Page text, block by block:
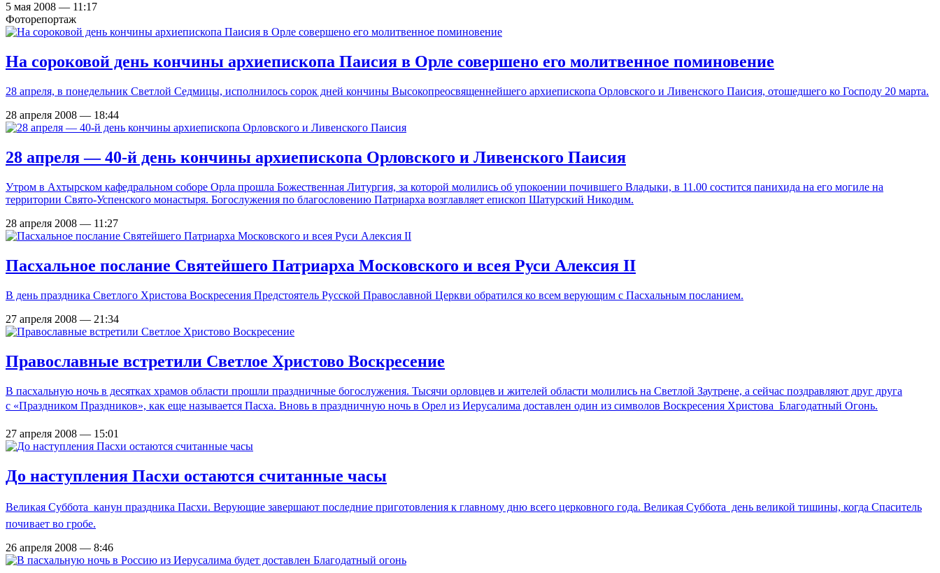
5 мая 2008 — 11:17
Фоторепортаж
На сороковой день кончины архиепископа Паисия в Орле совершено его молитвенное поминовение
28 апреля, в понедельник Светлой Седмицы, исполнилось сорок дней кончины Высокопреосвященнейшего архиепископа Орловского и Ливенского Паисия, отошедшего ко Господу 20 марта.
28 апреля 2008 — 18:44
28 апреля — 40-й день кончины архиепископа Орловского и Ливенского Паисия
Утром в Ахтырском кафедральном соборе Орла прошла Божественная Литургия, за которой молились об упокоении почившего Владыки, в 11.00 состится панихида на его могиле на
территории Свято-Успенского монастыря. Богослужения по благословению Патриарха возглавляет епископ Шатурский Никодим.
28 апреля 2008 — 11:27
Пасхальное послание Святейшего Патриарха Московского и всея Руси Алексия II
В день праздника Светлого Христова Воскресения Предстоятель Русской Православной Церкви обратился ко всем верующим с Пасхальным посланием.
27 апреля 2008 — 21:34
Православные встретили Светлое Христово Воскресение
В пасхальную ночь в десятках храмов области прошли праздничные богослужения. Тысячи орловцев и жителей области молились на Светлой Заутрене, а сейчас поздравляют друг друга
с «Праздником Праздников», как еще называется Пасха. Вновь в праздничную ночь в Орел из Иерусалима доставлен один из символов Воскресения Христова  Благодатный Огонь.
27 апреля 2008 — 15:01
До наступления Пасхи остаются считанные часы
Великая Суббота  канун праздника Пасхи. Верующие завершают последние приготовления к главному дню всего церковного года. Великая Суббота  день великой тишины, когда Спаситель
почивает во гробе.
26 апреля 2008 — 8:46